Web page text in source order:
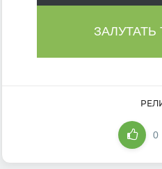
ЗАЛУТАТЬ
0